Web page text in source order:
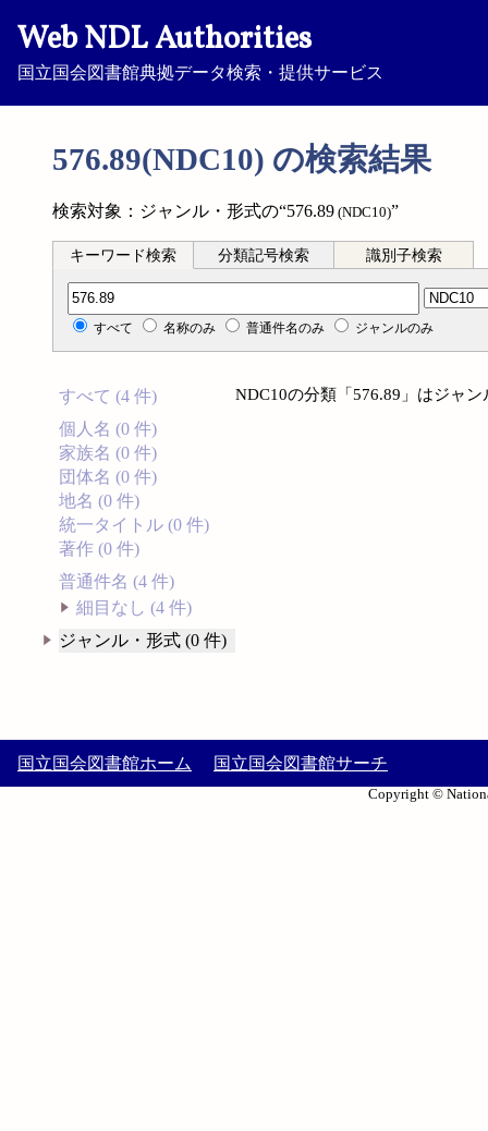
Web NDL Authorities
国立国会図書館典拠データ検索・提供サービス
576.89(NDC10) の検索結果
検索対象：ジャンル・形式の“576.89 (NDC10)”
キーワード検索 分類記号検索 識別子検索
分類記号検索
すべて 名称のみ 普通件名のみ ジャンルのみ
すべて (4 件)
個人名 (0 件)
家族名 (0 件)
団体名 (0 件)
地名 (0 件)
統一タイトル (0 件)
著作 (0 件)
普通件名 (4 件)
細目なし (4 件)
ジャンル・形式 (0 件)
NDC10の分類「576.89」はジャ
国立国会図書館ホーム 国立国会図書館サーチ
Copyright ©